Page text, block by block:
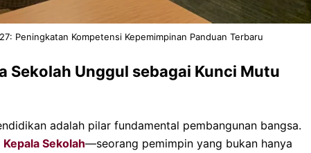
Peningkatan Kompetensi Kepemimpinan Panduan Terbaru
Sekolah Unggul sebagai Kunci Mutu
adalah pilar fundamental pembangunan bangsa.
Kepala Sekolah—seorang pemimpin yang bukan hanya